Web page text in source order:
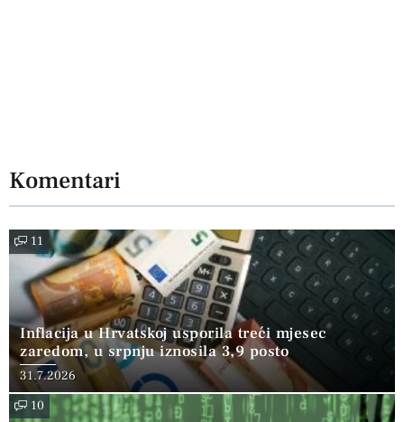
Komentari
11
Inflacija u Hrvatskoj usporila treći mjesec
zaredom, u srpnju iznosila 3,9 posto
31.7.2026
10